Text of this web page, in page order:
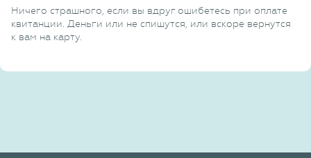
Ничего страшного, если вы вдруг ошибетесь при оплате
квитанции. Деньги или не спишутся, или вскоре вернутся
к вам на карту.